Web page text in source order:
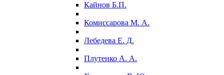
Кайнов Б.П.
Комиссарова М. А.
Лебедева Е. Д.
Плутенко А. А.